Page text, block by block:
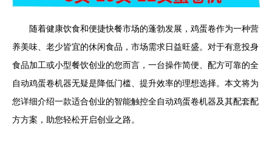
随着健康饮食和便捷快餐市场的蓬勃发展，鸡蛋卷作为一种营
养美味、老少皆宜的休闲食品，市场需求日益旺盛。对于有意投身
食品加工或小型餐饮创业的您而言，一台操作简便、配方可靠的全
自动鸡蛋卷机器无疑是降低门槛、提升效率的理想选择。本文将为
您详细介绍一款适合创业的智能触控全自动鸡蛋卷机器及其配套配
方方案，助您轻松开启创业之路。